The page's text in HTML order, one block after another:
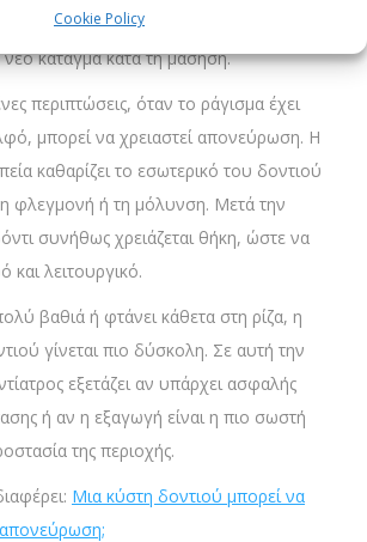
Cookie Policy
να χρειαστεί θήκη, ώστε να
κάταγμα κατά τη μάσηση.
περιπτώσεις, όταν το ράγισμα έχει
μπορεί να χρειαστεί απονεύρωση. Η
καθαρίζει το εσωτερικό του δοντιού
τη φλεγμονή ή τη μόλυνση. Μετά την
συνήθως χρειάζεται θήκη, ώστε να
και λειτουργικό.
βαθιά ή φτάνει κάθετα στη ρίζα, η
γίνεται πιο δύσκολη. Σε αυτή την
εξετάζει αν υπάρχει ασφαλής
ή αν η εξαγωγή είναι η πιο σωστή
της περιοχής.
Μια κύστη δοντιού μπορεί να
απονεύρωση;